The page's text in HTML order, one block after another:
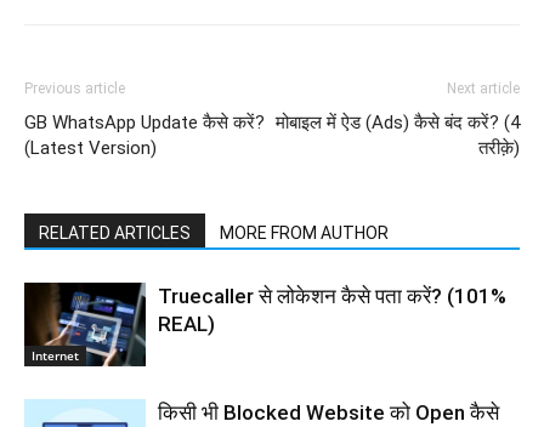
Previous article
GB WhatsApp Update कैसे करें?
(Latest Version)
Next article
मोबाइल में ऐड (Ads) कैसे बंद करें? (4
तरीक़े)
RELATED ARTICLES MORE FROM AUTHOR
Internet
Truecaller से लोकेशन कैसे पता करें? (101%
REAL)
किसी भी Blocked Website को Open कैसे